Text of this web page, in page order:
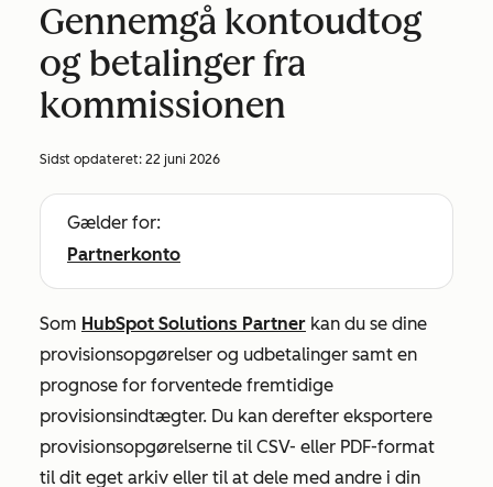
Gennemgå kontoudtog
og betalinger fra
kommissionen
Sidst opdateret: 22 juni 2026
Gælder for:
Partnerkonto
Som HubSpot Solutions Partner kan du se dine
provisionsopgørelser og udbetalinger samt en
prognose for forventede fremtidige
provisionsindtægter. Du kan derefter eksportere
provisionsopgørelserne til CSV- eller PDF-format
til dit eget arkiv eller til at dele med andre i din